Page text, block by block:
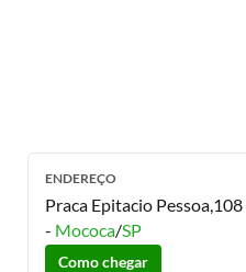
ENDEREÇO
Praca Epitacio
- Mococa/SP
Como chegar